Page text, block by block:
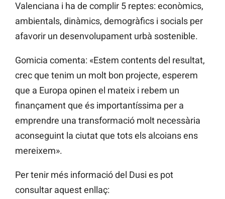
Valenciana i ha de complir 5 reptes: econòmics,
ambientals, dinàmics, demogràfics i socials per
afavorir un desenvolupament urbà sostenible.
Gomicia comenta: «Estem contents del resultat,
crec que tenim un molt bon projecte, esperem
que a Europa opinen el mateix i rebem un
finançament que és importantíssima per a
emprendre una transformació molt necessària
aconseguint la ciutat que tots els alcoians ens
mereixem».
Per tenir més informació del Dusi es pot
consultar aquest enllaç: